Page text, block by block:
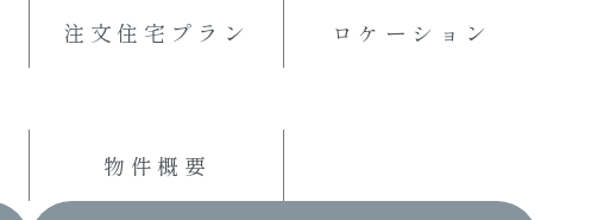
注文住宅プラン ロケーション
物件概要